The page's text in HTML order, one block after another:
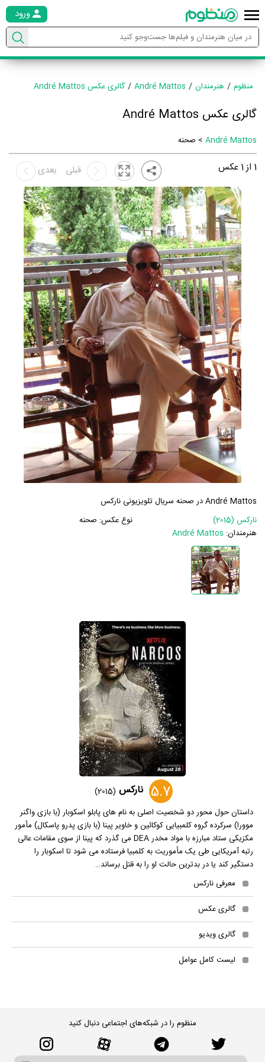
ورود
منظوم هنرمندان André Mattos گالری عکس André Mattos
گالری عکس André Mattos
André Mattos > صحنه
1 از1 عکس بعدی قبلی
André Mattos در صحنه سریال تلویزیونی نارکس
نارکس (2015)
نوع عکس: صحنه
هنرمندان: André Mattos
5.7 نارکس (2015)
داستان حول محور دو شخصیت اصلی به نام های پابلو اسکوبار (با بازی واگنر
موورا) سرکرده گروه کلمبیایی کوکائین و خاویر پینا (با بازی پدرو پاسکال) مأمور
مکزیکی ستاد مبارزه با مواد مخدر DEA می گذرد که پینا از سوی مقامات عالی
رتبه آمریکایی طی یک مأموریت به کلمبیا فرستاده می شود تا اسکوبار را
دستگیر کند یا در بدترین حالت او را به قتل برساند…
معرفی نارکس
گالری عکس
گالری ویدیو
لیست کامل عوامل
منظوم را در شبکه‌های اجتماعی دنبال کنید